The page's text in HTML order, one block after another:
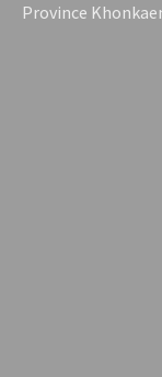
Province